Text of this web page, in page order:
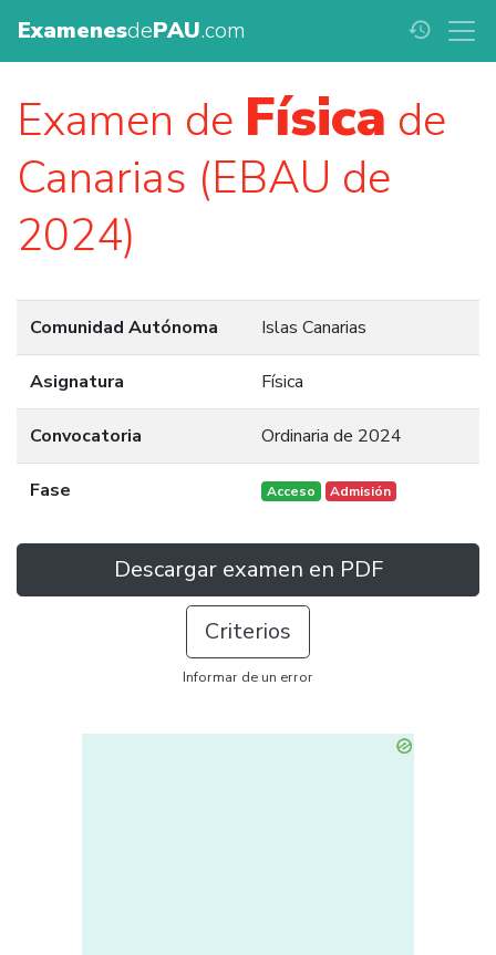
ExamenesdePAU.com history
Examen de Física de
Canarias (EBAU de
2024)
Comunidad Autónoma Islas Canarias
Asignatura Física
Convocatoria Ordinaria de 2024
Fase Acceso Admisión
Descargar examen en PDF
Criterios
Informar de un error